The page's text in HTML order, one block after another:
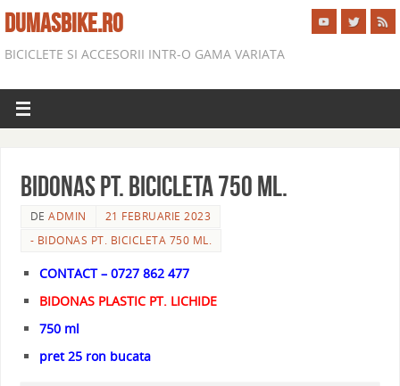
DUMASBIKE.RO
BICICLETE SI ACCESORII INTR-O GAMA VARIATA
BIDONAS PT. BICICLETA 750 ML.
DEADMIN
21 FEBRUARIE 2023
- BIDONAS PT. BICICLETA 750 ML.
CONTACT – 0727 862 477
BIDONAS PLASTIC PT. LICHIDE
750 ml
pret 25 ron bucata